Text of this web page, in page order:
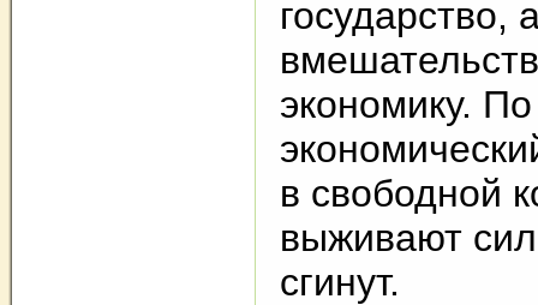
государство,
экономику.
в свободной
выживают
сгинут.